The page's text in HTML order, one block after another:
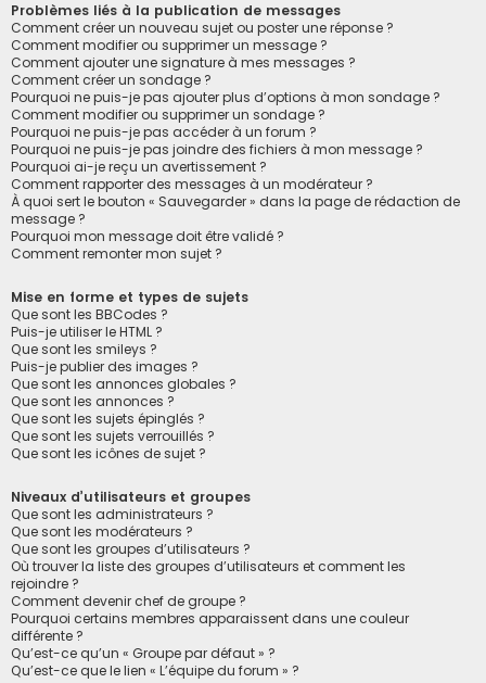
Problèmes liés à la publication de messages
Comment créer un nouveau sujet ou poster une réponse ?
Comment modifier ou supprimer un message ?
Comment ajouter une signature à mes messages ?
Comment créer un sondage ?
Pourquoi ne puis-je pas ajouter plus d’options à mon sondage ?
Comment modifier ou supprimer un sondage ?
Pourquoi ne puis-je pas accéder à un forum ?
Pourquoi ne puis-je pas joindre des fichiers à mon message ?
Pourquoi ai-je reçu un avertissement ?
Comment rapporter des messages à un modérateur ?
À quoi sert le bouton « Sauvegarder » dans la page de rédaction de
message ?
Pourquoi mon message doit être validé ?
Comment remonter mon sujet ?
Mise en forme et types de sujets
Que sont les BBCodes ?
Puis-je utiliser le HTML ?
Que sont les smileys ?
Puis-je publier des images ?
Que sont les annonces globales ?
Que sont les annonces ?
Que sont les sujets épinglés ?
Que sont les sujets verrouillés ?
Que sont les icônes de sujet ?
Niveaux d’utilisateurs et groupes
Que sont les administrateurs ?
Que sont les modérateurs ?
Que sont les groupes d’utilisateurs ?
Où trouver la liste des groupes d’utilisateurs et comment les
rejoindre ?
Comment devenir chef de groupe ?
Pourquoi certains membres apparaissent dans une couleur
différente ?
Qu’est-ce qu’un « Groupe par défaut » ?
Qu’est-ce que le lien « L’équipe du forum » ?